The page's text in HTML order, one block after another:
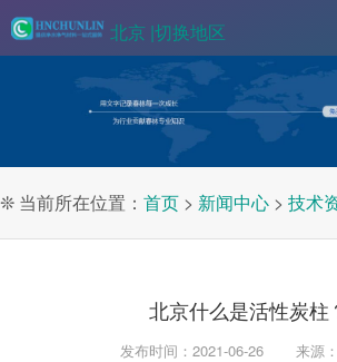
北京 |切换地区
❊ 当前所在位置： 首页 > 新闻中心 > 技术
北京什么是活性炭柱
发布时间：2021-06-26 来源